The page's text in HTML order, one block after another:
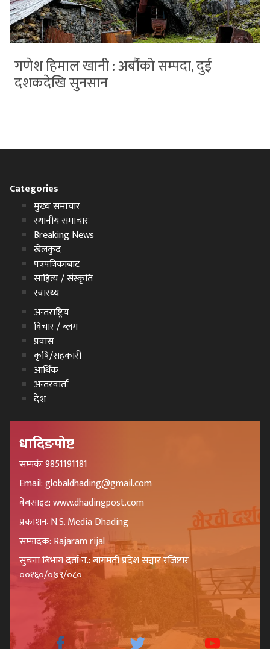
गणेश हिमाल खानी : अर्बौंको सम्पदा, दुई
दशकदेखि सुनसान
Categories
मुख्य समाचार
स्थानीय समाचार
Breaking News
खेलकुद
पत्रपत्रिकाबाट
साहित्य / संस्कृति
स्वास्थ्य
अन्तराष्ट्रिय
विचार / ब्लग
प्रवास
कृषि/सहकारी
आर्थिक
अन्तरवार्ता
देश
धादिङपोष्ट
सम्पर्कः 9851191181
Email: globaldhading@gmail.com
वेबसाइट: www.dhadingpost.com
प्रकाशनः N.S. Media Dhading
सम्पादक: Rajaram rijal
सुचना बिभाग दर्ता नं.: बागमती प्रदेश सञ्चार रजिष्टार
००१६०/०७९/०८०